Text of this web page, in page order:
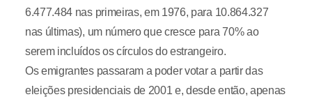
6.477.484 nas primeiras, em 1976, para 10.864.327
nas últimas), um número que cresce para 70% ao
serem incluídos os círculos do estrangeiro.
Os emigrantes passaram a poder votar a partir das
eleições presidenciais de 2001 e, desde então, apenas